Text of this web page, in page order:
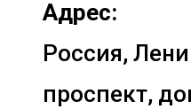
Адрес:
Россия,
проспект,